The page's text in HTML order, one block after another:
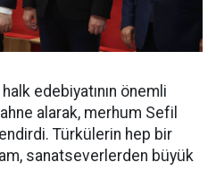
edebiyatının önemli
alarak, merhum Sefil
Türkülerin hep bir
sanatseverlerden büyük